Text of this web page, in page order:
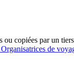
ou copiées par un
de